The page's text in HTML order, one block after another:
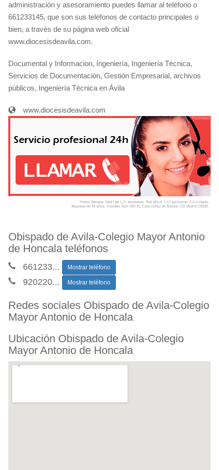
administración y asesoramiento puedes llamar al teléfono o
661233145, que son sus teléfonos de contacto principales o
bien, a través de su página web oficial
www.diocesisdeavila.com.
Documental y Informacion, Ingeniería, Ingeniería Técnica,
Servicios de Documentación, Gestión Empresarial, archivos
públicos, Ingeniería Técnica en Ávila
www.diocesisdeavila.com
Obispado de Avila-Colegio Mayor Antonio
de Honcala teléfonos
661233... Mostrar teléfono
920220... Mostrar teléfono
Redes sociales Obispado de Avila-Colegio
Mayor Antonio de Honcala
Ubicación Obispado de Avila-Colegio
Mayor Antonio de Honcala